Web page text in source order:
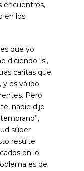
encuentros,
en los
que yo
diciendo “sí,
caritas que
y es válido
Pero
nadie dijo
súper
resulte.
en lo
es de